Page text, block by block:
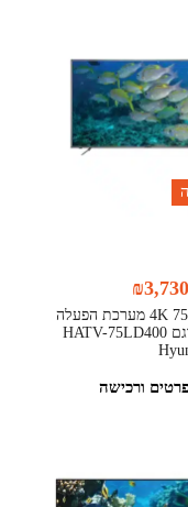
טלוויזיה "75 4K מערכת הפעלה
WebOS דגם HATV-75LD400
₪3,730
ורכישה